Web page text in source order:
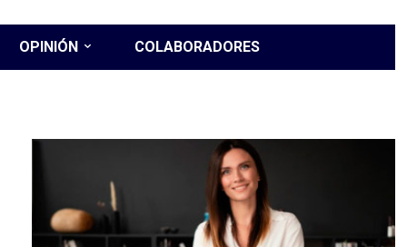
OPINIÓN COLABORADORES